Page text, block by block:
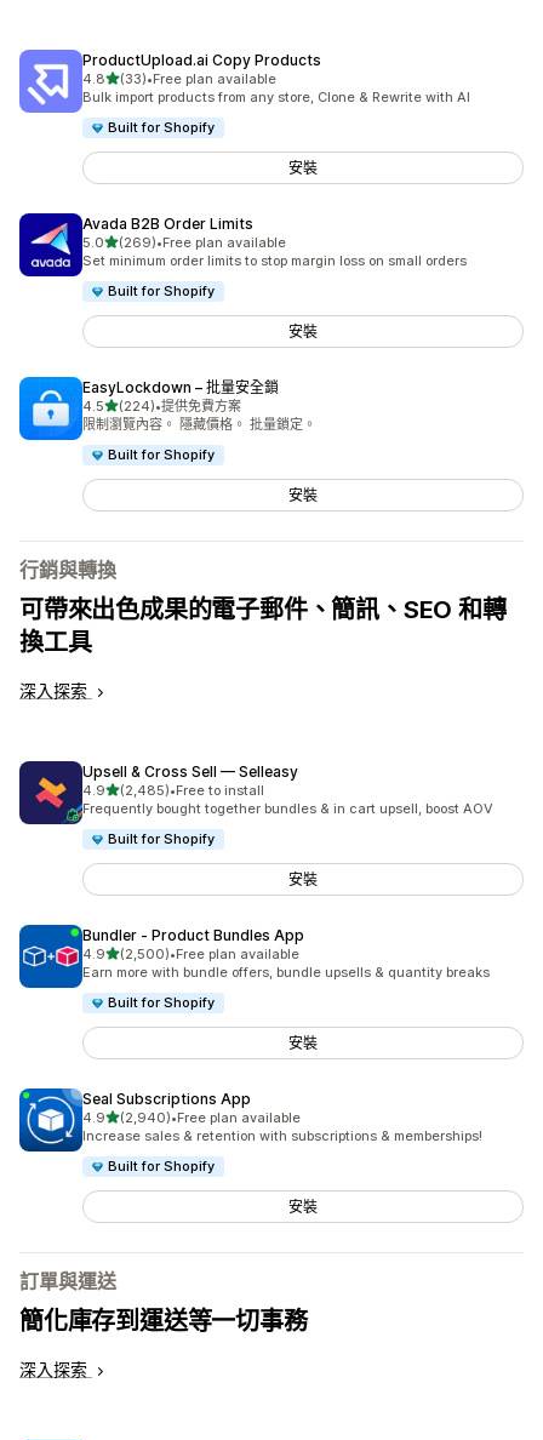
ProductUpload.ai Copy Products
4.8滿分 5 顆星
(33)
共有 33 則評價
•Free plan available
Bulk import products from any store, Clone & Rewrite with AI
Built for Shopify
安裝
Avada B2B Order Limits
5.0滿分 5 顆星
(269)
共有 269 則評價
•Free plan available
Set minimum order limits to stop margin loss on small orders
Built for Shopify
安裝
EasyLockdown – 批量安全鎖
4.5滿分 5 顆星
(224)
共有 224 則評價
•提供免費方案
限制瀏覽內容。 隱藏價格。 批量鎖定。
Built for Shopify
安裝
行銷與轉換
可帶來出色成果的電子郵件、簡訊、SEO 和轉
換工具
深入探索
Upsell & Cross Sell — Selleasy
4.9滿分 5 顆星
(2,485)
共有 2485 則評價
•Free to install
Frequently bought together bundles & in cart upsell, boost AOV
Built for Shopify
安裝
Bundler ‑ Product Bundles App
4.9滿分 5 顆星
(2,500)
共有 2500 則評價
•Free plan available
Earn more with bundle offers, bundle upsells & quantity breaks
Built for Shopify
安裝
Seal Subscriptions App
4.9滿分 5 顆星
(2,940)
共有 2940 則評價
•Free plan available
Increase sales & retention with subscriptions & memberships!
Built for Shopify
安裝
訂單與運送
簡化庫存到運送等一切事務
深入探索